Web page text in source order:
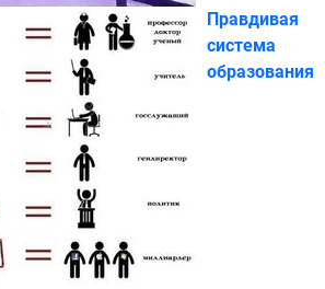
Правдивая
система
образования